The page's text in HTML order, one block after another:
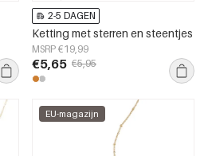
2-5 DAGEN
Ketting met sterren en steentjes
MSRP €19,99
€5,65 €5,95
EU-magazijn